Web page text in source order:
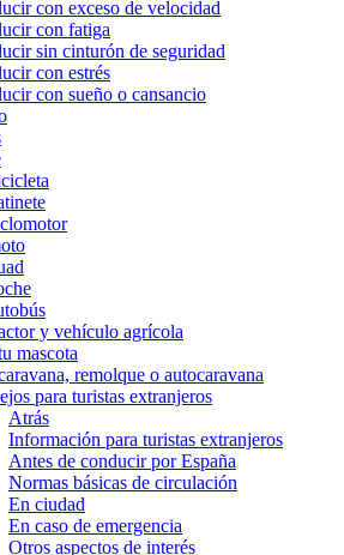
con exceso de velocidad
con fatiga
sin cinturón de seguridad
con estrés
con sueño o cansancio
y vehículo agrícola
mascota
remolque o autocaravana
para turistas extranjeros
Atrás
Información para turistas extranjeros
Antes de conducir por España
Normas básicas de circulación
En ciudad
En caso de emergencia
Otros aspectos de interés